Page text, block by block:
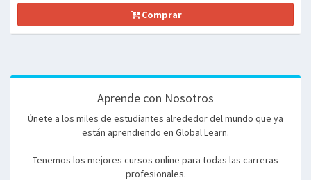
Comprar
Aprende con Nosotros
Únete a los miles de estudiantes alrededor del mundo que ya
están aprendiendo en Global Learn.
Tenemos los mejores cursos online para todas las carreras
profesionales.